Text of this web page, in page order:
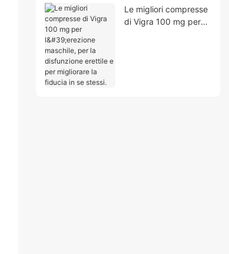
Le migliori compresse
di Vigra 100 mg per